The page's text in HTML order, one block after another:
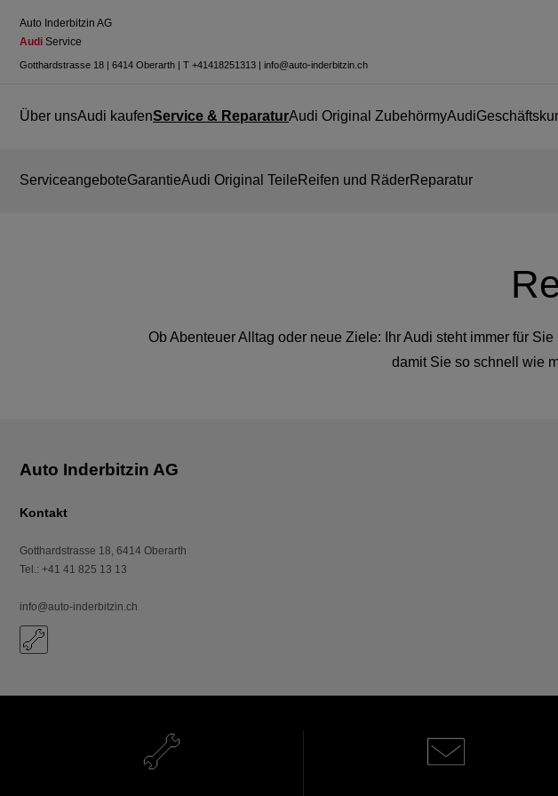
Auto Inderbitzin AG
Audi Service
Gotthardstrasse 18 | 6414 Oberarth | T +41418251313 | info@auto-inderbitzin.ch
Über unsAudi kaufenService & ReparaturAudi Original ZubehörmyAudi
ServiceangeboteGarantieAudi Original Teile Reifen und RäderReparatur
Ob Abenteuer Alltag oder neue Ziele: Ihr Audi steht immer für
damit Sie so schnell wie
Kontakt
Gotthardstrasse 18, 6414 Oberarth
Tel.: +41 41 825 13 13
info@auto-inderbitzin.ch